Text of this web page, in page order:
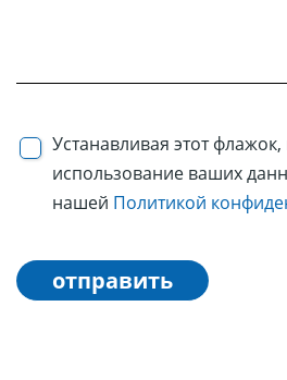
Устанавливая этот
использование ваших
нашей Политикой